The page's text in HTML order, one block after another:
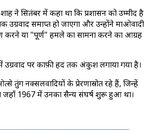
ने सितंबर में कहा था कि प्रशासन को उम्मीद है
समाप्त हो जाएगा और उन्होंने माओवादी
करने या "पूर्ण" हमले का सामना करने का आग्रह
में उग्रवाद पर काफ़ी हद तक अंकुश लगाया गया है।
तुंग नक्सलवादियों के प्रेरणास्रोत रहे हैं, जिन्हें
जहाँ 1967 में उनका सैन्य संघर्ष शुरू हुआ था।